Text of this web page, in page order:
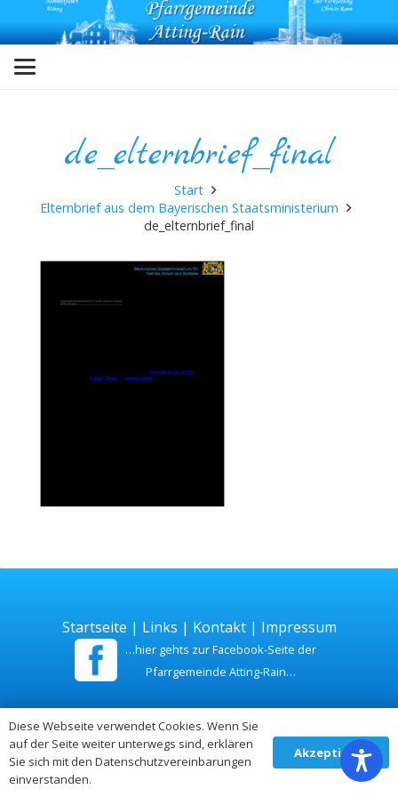
de_elternbrief_final
Start
Elternbrief aus dem Bayerischen Staatsministerium
de_elternbrief_final
Startseite | Links | Kontakt| Impressum
…hier gehts zur Facebook-Seite der
Pfarrgemeinde Atting-Rain…
Diese Webseite verwendet Cookies. Wenn Sie
auf der Seite weiter unterwegs sind, erklären
Sie sich mit den Datenschutzvereinbarungen
einverstanden.
Akzeptieren